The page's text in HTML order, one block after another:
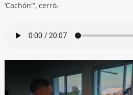
‘Cachón'”, cerró.